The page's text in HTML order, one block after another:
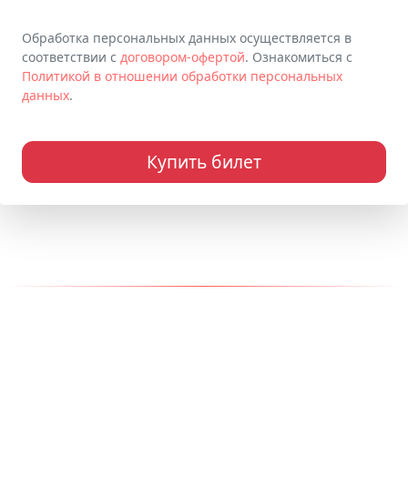
Обработка персональных данных осуществляется в
соответствии с договором-офертой. Ознакомиться с
Политикой в отношении обработки персональных
данных.
Купить билет